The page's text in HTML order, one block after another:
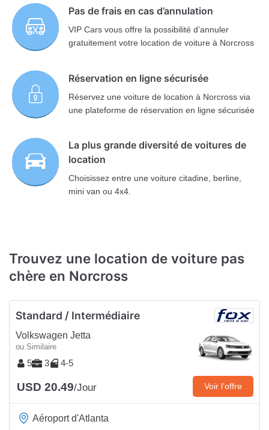
Pas de frais en cas d’annulation
VIP Cars vous offre la possibilité d’annuler
gratuitement votre location de voiture à Norcross
Réservation en ligne sécurisée
Réservez une voiture de location à Norcross via
une plateforme de réservation en ligne sécurisée
La plus grande diversité de voitures de
location
Choisissez entre une voiture citadine, berline,
mini van ou 4x4.
Trouvez une location de voiture pas
chère en Norcross
Standard / Intermédiaire
Volkswagen Jetta
ou Similaire
5 3 4-5
USD 20.49/Jour Voir l’offre
Aéroport d'Atlanta